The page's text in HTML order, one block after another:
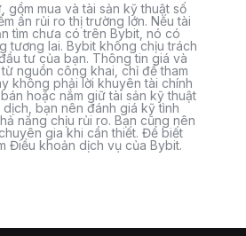
gồm mua và tài sản kỹ thuật số
ẩn rủi ro thị trường lớn. Nếu tài
tìm chưa có trên Bybit, nó có
tương lai. Bybit không chịu trách
tư của bạn. Thông tin giá và
nguồn công khai, chỉ để tham
không phải lời khuyên tài chính
hoặc nắm giữ tài sản kỹ thuật
bạn nên đánh giá kỹ tình
năng chịu rủi ro. Bạn cũng nên
gia khi cần thiết. Để biết
Điều khoản dịch vụ của Bybit.